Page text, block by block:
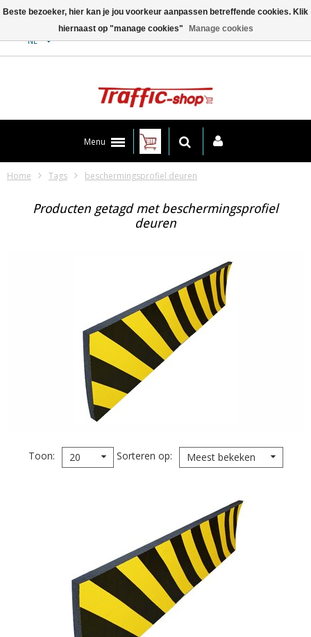
NL
Menu
Home Tags beschermingsprofiel deuren
Producten getagd met beschermingsprofiel
deuren
Toon 20 Sorteren op Meest bekeken
Beste bezoeker, hier kan je jou voorkeur aanpassen betreffende cookies. Klik
hiernaast op "manage cookies"
Manage cookies